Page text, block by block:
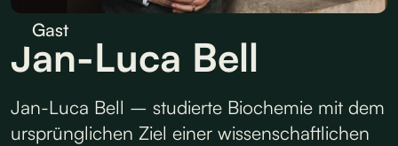
Gast
Jan-Luca Bell
Jan-Luca Bell – studierte Biochemie mit dem
ursprünglichen Ziel einer wissenschaftlichen